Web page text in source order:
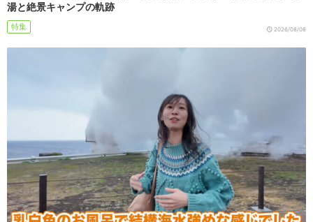
湯と絶景キャンプの軌跡
特集 2026/08/08